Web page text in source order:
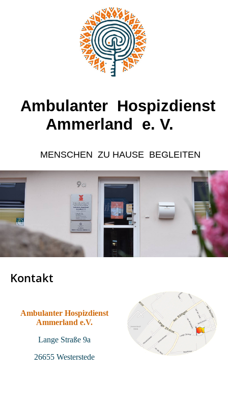
Ambulanter Hospizdienst
Ammerland e. V.
MENSCHEN ZU HAUSE BEGLEITEN
Kontakt
Ambulanter Hospizdienst
Ammerland e.V.
Lange Straße 9a
26655 Westerstede